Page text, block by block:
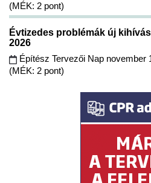
(MÉK: 2 pont)
Évtizedes problémák új
2026
Építész Tervezői Nap november
(MÉK: 2 pont)